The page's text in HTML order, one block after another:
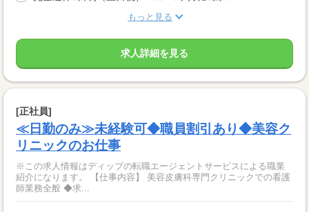
もっと見る
求人詳細を見る
[正社員]
≪日勤のみ≫未経験可◆職員割引あり◆美容ク
リニックのお仕事
※この求人情報はディップの転職エージェントサービスによる職業
紹介になります。 【仕事内容】 美容皮膚科専門クリニックでの看護
師業務全般 ◆求...